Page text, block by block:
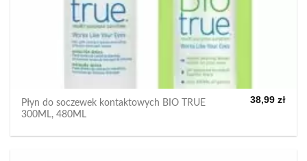
Płyn do soczewek kontaktowych BIO TRUE
300ML, 480ML
38,99 zł